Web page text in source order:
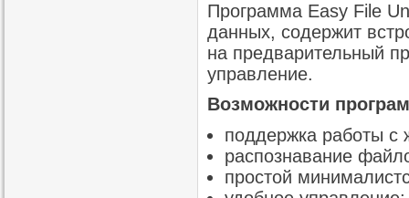
Программа Easy File
данных, содержит
на предварительный
управление.
Возможности
поддержка работы с
распознавание
простой